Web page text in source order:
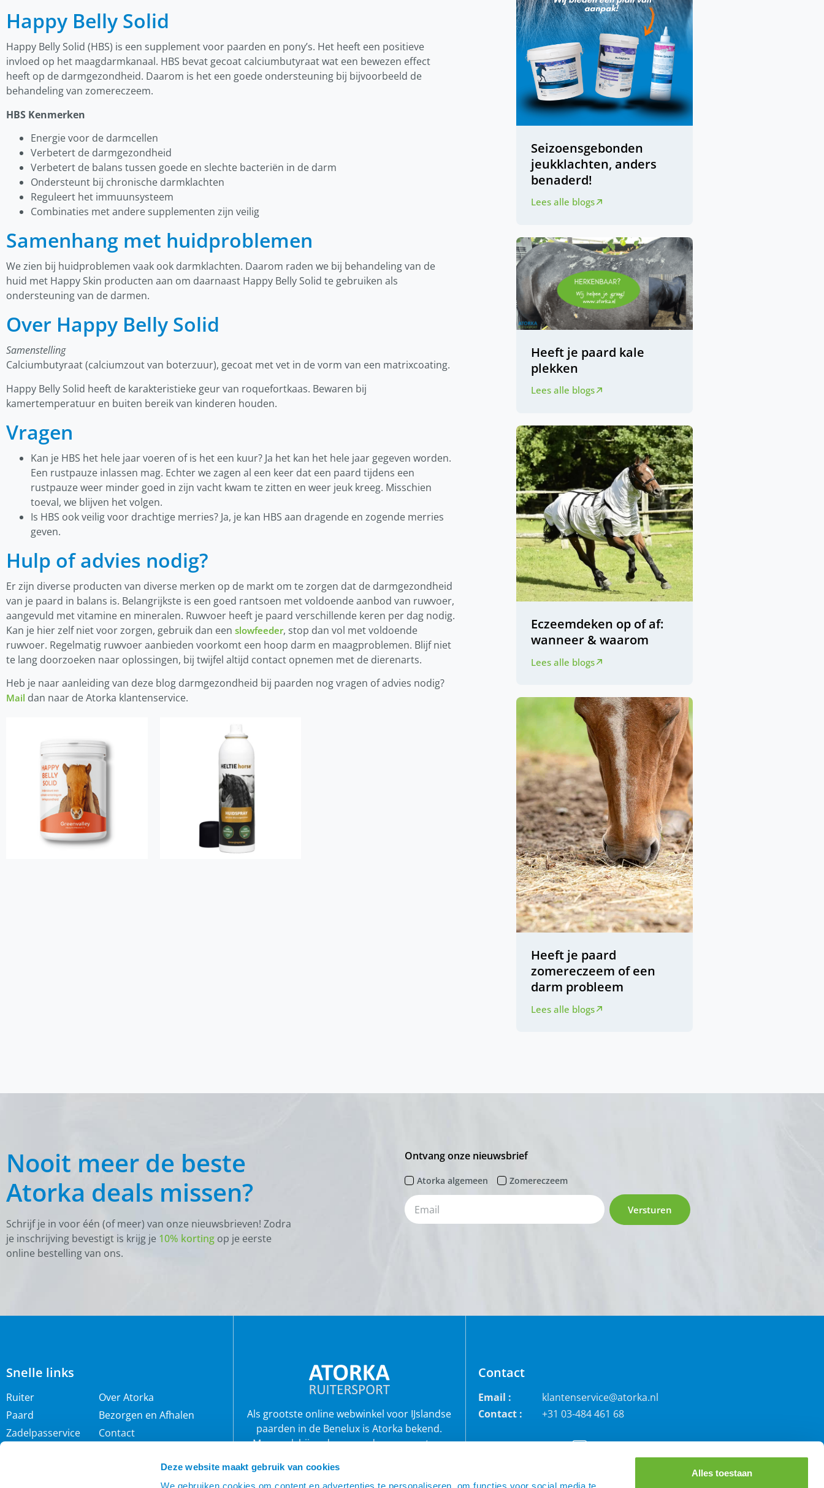
Deze website maakt gebruik van cookies
Alles toestaan
Happy Belly Solid
Happy Belly Solid (HBS) is een supplement voor paarden en pony’s. Het heeft een positieve
invloed op het maagdarmkanaal. HBS bevat gecoat calciumbutyraat wat een bewezen effect
heeft op de darmgezondheid. Daarom is het een goede ondersteuning bij bijvoorbeeld de
behandeling van zomereczeem.
HBS Kenmerken
Energie voor de darmcellen
Verbetert de darmgezondheid
Verbetert de balans tussen goede en slechte bacteriën in de darm
Ondersteunt bij chronische darmklachten
Reguleert het immuunsysteem
Combinaties met andere supplementen zijn veilig
Samenhang met huidproblemen
We zien bij huidproblemen vaak ook darmklachten. Daarom raden we bij behandeling van de
huid met Happy Skin producten aan om daarnaast Happy Belly Solid te gebruiken als
ondersteuning van de darmen.
Over Happy Belly Solid
Samenstelling
Calciumbutyraat (calciumzout van boterzuur), gecoat met vet in de vorm van een matrixcoating.
Happy Belly Solid heeft de karakteristieke geur van roquefortkaas. Bewaren bij
kamertemperatuur en buiten bereik van kinderen houden.
Vragen
Kan je HBS het hele jaar voeren of is het een kuur? Ja het kan het hele jaar gegeven worden.
Een rustpauze inlassen mag. Echter we zagen al een keer dat een paard tijdens een
rustpauze weer minder goed in zijn vacht kwam te zitten en weer jeuk kreeg. Misschien
toeval, we blijven het volgen.
Is HBS ook veilig voor drachtige merries? Ja, je kan HBS aan dragende en zogende merries
geven.
Hulp of advies nodig?
Er zijn diverse producten van diverse merken op de markt om te zorgen dat de darmgezondheid
van je paard in balans is. Belangrijkste is een goed rantsoen met voldoende aanbod van ruwvoer,
aangevuld met vitamine en mineralen. Ruwvoer heeft je paard verschillende keren per dag nodig.
Kan je hier zelf niet voor zorgen, gebruik dan een slowfeeder, stop dan vol met voldoende
ruwvoer. Regelmatig ruwvoer aanbieden voorkomt een hoop darm en maagproblemen. Blijf niet
te lang doorzoeken naar oplossingen, bij twijfel altijd contact opnemen met de dierenarts.
Heb je naar aanleiding van deze blog darmgezondheid bij paarden nog vragen of advies nodig?
Mail dan naar de Atorka klantenservice.
Seizoensgebonden
jeukklachten, anders
benaderd!
Lees alle blogs
Heeft je paard kale
plekken
Lees alle blogs
Eczeemdeken op of af:
wanneer & waarom
Lees alle blogs
Heeft je paard
zomereczeem of een
darm probleem
Lees alle blogs
Nooit meer de beste
Atorka deals missen?
Schrijf je in voor één (of meer) van onze nieuwsbrieven! Zodra
je inschrijving bevestigt is krijg je 10% korting op je eerste
online bestelling van ons.
Ontvang onze nieuwsbrief
Atorka algemeen Zomereczeem
Versturen
Snelle links
Ruiter
Paard
Zadelpasservice
Over Atorka
Bezorgen en Afhalen
Contact
Als grootste online webwinkel voor IJslandse
paarden in de Benelux is Atorka bekend.
Maar ook bij andere paardenrassen staan
rijbroeken, waterdichte ruiterjassen en zo
Contact
Email :
klantenservice@atorka.nl
Contact :
+31 03-484 461 68